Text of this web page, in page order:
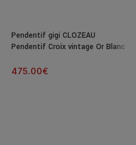
Pendentif gigi CLOZEAU
Pendentif Croix vintage Or Blanc
475.00€